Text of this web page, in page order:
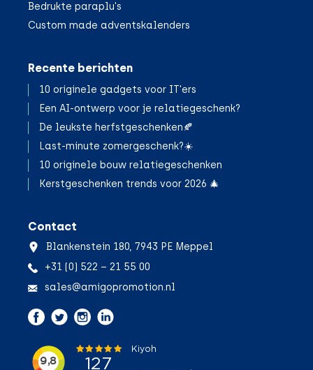
Bedrukte paraplu's
Custom made adventskalenders
Recente berichten
10 originele gadgets voor IT'ers
Een AI-ontwerp voor je relatiegeschenk?
De leukste herfstgeschenken🍂
Last-minute zomergeschenk?☀️
10 originele bouw relatiegeschenken
Kerstgeschenken trends voor 2026 🎄
Contact
Blankenstein 180, 7943 PE Meppel
+31 (0) 522 – 21 55 00
sales@amigopromotion.nl